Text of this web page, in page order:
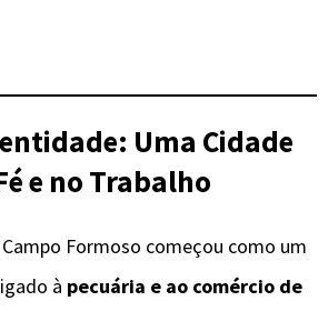
Uma Cidade
e no Trabalho
Campo Formoso começou como um
à pecuária e ao comércio de